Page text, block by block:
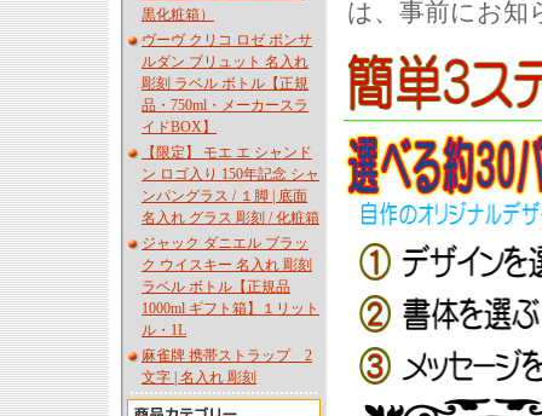
黒化粧箱）
ヴーヴ クリコ ロゼ ポンサ
ルダン ブリュット 名入れ
彫刻 ラベル ボトル【正規
品・750ml・メーカースラ
イドBOX】
【限定】 モエ エ シャンド
ン ロゴ入り 150年記念 シャ
ンパングラス / １脚 | 底面
名入れ グラス 彫刻 / 化粧箱
ジャック ダニエル ブラッ
ク ウイスキー 名入れ 彫刻
ラベル ボトル【正規品
1000ml ギフト箱】１リット
ル・1L
麻雀牌 携帯ストラップ 2
文字 | 名入れ 彫刻
は、事前にお知